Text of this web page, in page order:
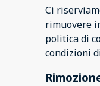
Ci
rimuovere
politica di
condizioni